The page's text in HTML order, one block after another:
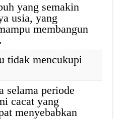
yang semakin
usia, yang
membangun
tidak mencukupi
selama periode
cacat yang
menyebabkan